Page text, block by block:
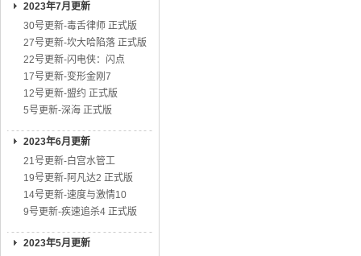
2023年7月更新
30号更新-毒舌律师 正式版
27号更新-坎大哈陷落 正式版
22号更新-闪电侠：闪点
17号更新-变形金刚7
12号更新-盟约 正式版
5号更新-深海 正式版
2023年6月更新
21号更新-白宫水管工
19号更新-阿凡达2 正式版
14号更新-速度与激情10
9号更新-疾速追杀4 正式版
2023年5月更新